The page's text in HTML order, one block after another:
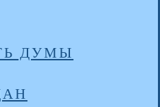
ДУМЫ